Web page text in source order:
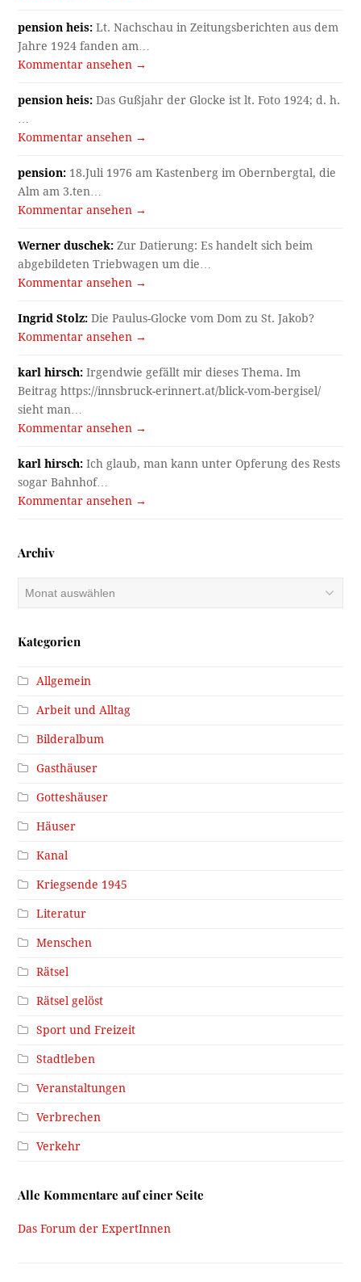
pension heis: Lt. Nachschau in Zeitungsberichten aus dem
Jahre 1924 fanden am…
Kommentar ansehen →
pension heis: Das Gußjahr der Glocke ist lt. Foto 1924; d. h.
…
Kommentar ansehen →
pension: 18.Juli 1976 am Kastenberg im Obernbergtal, die
Alm am 3.ten…
Kommentar ansehen →
Werner duschek: Zur Datierung: Es handelt sich beim
abgebildeten Triebwagen um die…
Kommentar ansehen →
Ingrid Stolz: Die Paulus-Glocke vom Dom zu St. Jakob?
Kommentar ansehen →
karl hirsch: Irgendwie gefällt mir dieses Thema. Im
Beitrag https://innsbruck-erinnert.at/blick-vom-bergisel/
sieht man…
Kommentar ansehen →
karl hirsch: Ich glaub, man kann unter Opferung des Rests
sogar Bahnhof…
Kommentar ansehen →
Archiv
Archiv
Kategorien
Allgemein
Arbeit und Alltag
Bilderalbum
Gasthäuser
Gotteshäuser
Häuser
Kanal
Kriegsende 1945
Literatur
Menschen
Rätsel
Rätsel gelöst
Sport und Freizeit
Stadtleben
Veranstaltungen
Verbrechen
Verkehr
Alle Kommentare auf einer Seite
Das Forum der ExpertInnen